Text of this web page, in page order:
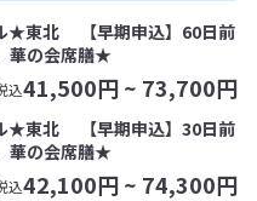
★東北 【早期申込】60日前
華の会席膳★
込41,500円 ~ 73,700円
★東北 【早期申込】30日前
華の会席膳★
込42,100円 ~ 74,300円